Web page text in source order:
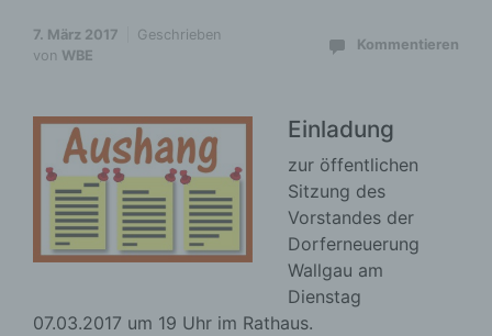
7. März 2017
Geschrieben
von WBE
Kommentieren
Einladung
zur öffentlichen
Sitzung des
Vorstandes der
Dorferneuerung
Wallgau am
Dienstag
07.03.2017 um 19 Uhr im Rathaus.